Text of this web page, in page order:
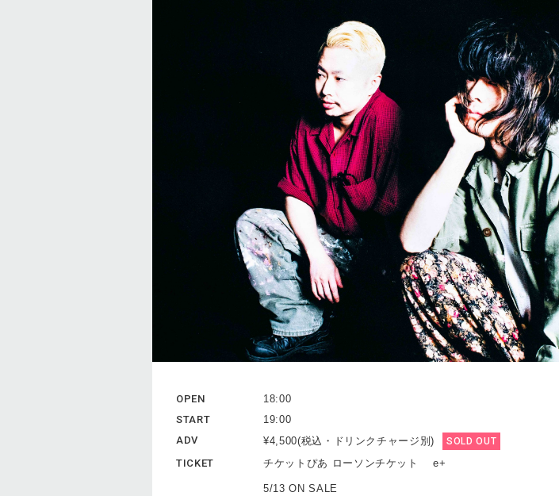
OPEN
18:00
START
19:00
ADV
¥4,500(税込・ドリンクチャージ別) SOLD OUT
TICKET チケットぴあ ローソンチケット e+
5/13 ON SALE